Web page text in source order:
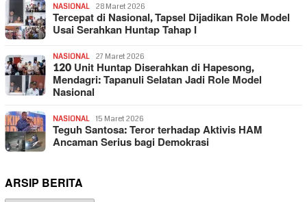
NASIONAL 28 Maret 2026
Tercepat di Nasional, Tapsel Dijadikan Role Model
Usai Serahkan Huntap Tahap I
NASIONAL 27 Maret 2026
120 Unit Huntap Diserahkan di Hapesong,
Mendagri: Tapanuli Selatan Jadi Role Model
Nasional
NASIONAL 15 Maret 2026
Teguh Santosa: Teror terhadap Aktivis HAM
Ancaman Serius bagi Demokrasi
ARSIP BERITA